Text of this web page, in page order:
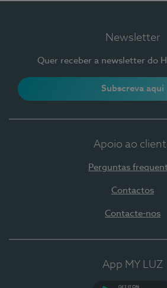
Newsletter
Quer receber a newsletter do
Subscreva aqui
Apoio ao
Perguntas
Contactos
Contacte-nos
App MY LUZ